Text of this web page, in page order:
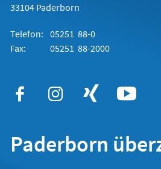
33104 Paderborn
Telefon: 05251 88-0
Fax:
05251 88-2000
Paderborn